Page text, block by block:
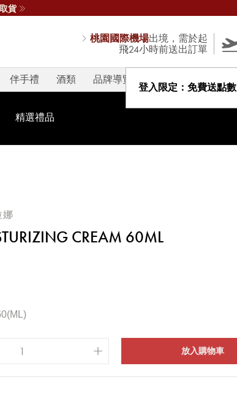
貨
桃園國際機場出境，需於起
飛24小時前送出訂單
登入限定：免費送點數
伴手禮 酒類 品牌導覽 V-STORY
精選禮品
娜
CREAM 60ML
放入購物車